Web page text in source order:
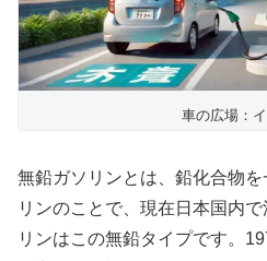
車の広場：
無鉛ガソリンとは、鉛化合物
リンのことで、現在日本国内
リンはこの無鉛タイプです。